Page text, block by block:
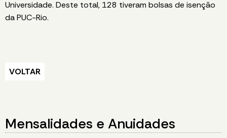
Universidade. Deste total, 128 tiveram bolsas de isenção
da PUC-Rio.
VOLTAR
Mensalidades e Anuidades